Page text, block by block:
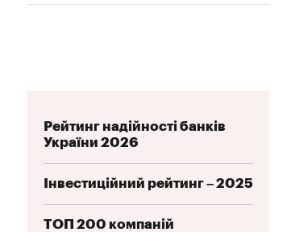
Рейтинг надійності банків
України 2026
Інвестиційний рейтинг – 2025
ТОП 200 компаній